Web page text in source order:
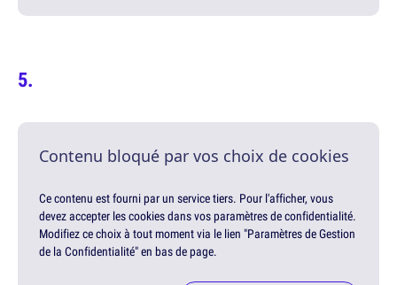
Contenu bloqué par vos choix de cookies
Ce contenu est fourni par un service tiers. Pour l'afficher, vous
devez accepter les cookies dans vos paramètres de confidentialité.
Modifiez ce choix à tout moment via le lien "Paramètres de Gestion
de la Confidentialité" en bas de page.